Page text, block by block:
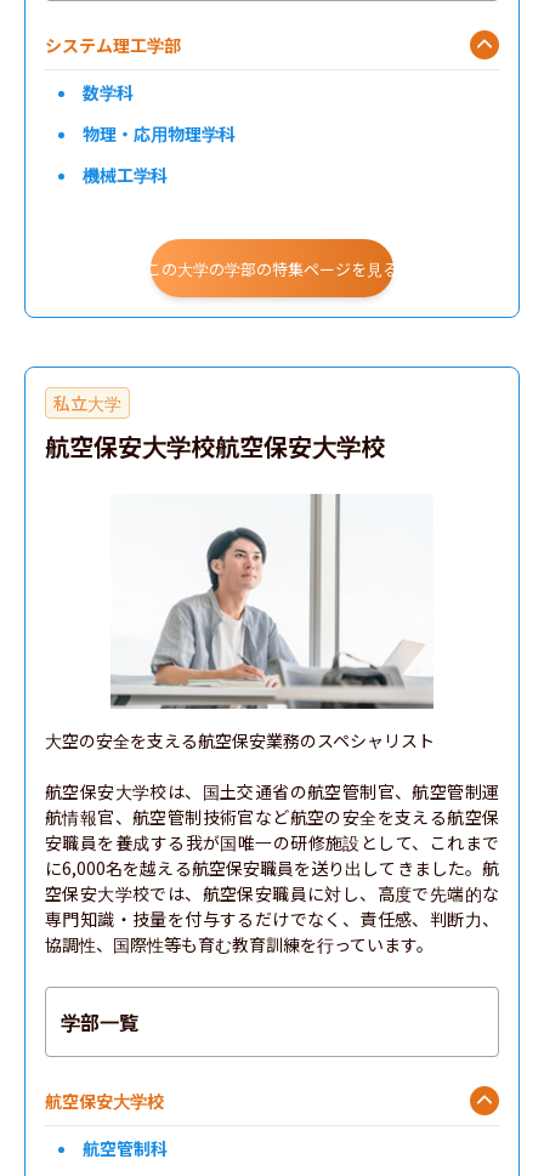
システム理工学部
数学科
物理・応用物理学科
機械工学科
グリーンエレクトロニクス工学科
環境都市工学部
この大学の学部の特集ページを見る
私立大学
航空保安大学校航空保安大学校
大空の安全を支える航空保安業務のスペシャリスト
航空保安大学校は、国土交通省の航空管制官、航空管制運
航情報官、航空管制技術官など航空の安全を支える航空保
安職員を養成する我が国唯一の研修施設として、これまで
に6,000名を越える航空保安職員を送り出してきました。航
空保安大学校では、航空保安職員に対し、高度で先端的な
専門知識・技量を付与するだけでなく、責任感、判断力、
協調性、国際性等も育む教育訓練を行っています。
学部一覧
航空保安大学校
航空管制科